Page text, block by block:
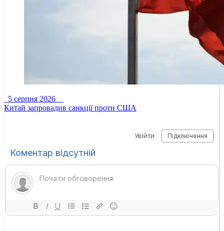
5 серпня 2026
Китай запровадив санкції проти США